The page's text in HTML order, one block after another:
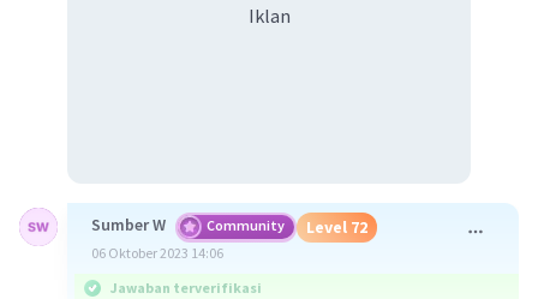
Iklan
Sumber W Community Level 72
06 Oktober 2023 14:06
Jawaban terverifikasi